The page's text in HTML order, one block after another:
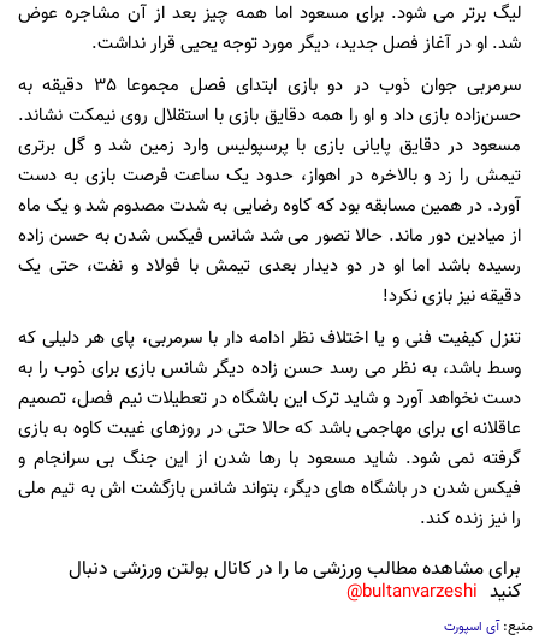
لیگ برتر می شود. برای مسعود اما همه چیز بعد از آن مشاجره عوض
شد. او در آغاز فصل جدید، دیگر مورد توجه یحیی قرار نداشت.
سرمربی جوان ذوب در دو بازی ابتدای فصل مجموعا 35 دقیقه به
حسن‌زاده بازی داد و او را همه دقایق بازی با استقلال روی نیمکت نشاند.
مسعود در دقایق پایانی بازی با پرسپولیس وارد زمین شد و گل برتری
تیمش را زد و بالاخره در اهواز، حدود یک ساعت فرصت بازی به دست
آورد. در همین مسابقه بود که کاوه رضایی به شدت مصدوم شد و یک ماه
از میادین دور ماند. حالا تصور می شد شانس فیکس شدن به حسن زاده
رسیده باشد اما او در دو دیدار بعدی تیمش با فولاد و نفت، حتی یک
دقیقه نیز بازی نکرد!
تنزل کیفیت فنی و یا اختلاف نظر ادامه دار با سرمربی، پای هر دلیلی که
وسط باشد، به نظر می رسد حسن زاده دیگر شانس بازی برای ذوب را به
دست نخواهد آورد و شاید ترک این باشگاه در تعطیلات نیم فصل، تصمیم
عاقلانه ای برای مهاجمی باشد که حالا حتی در روزهای غیبت کاوه به بازی
گرفته نمی شود. شاید مسعود با رها شدن از این جنگ بی سرانجام و
فیکس شدن در باشگاه های دیگر، بتواند شانس بازگشت اش به تیم ملی
را نیز زنده کند.
برای مشاهده مطالب ورزشی ما را در کانال بولتن ورزشی دنبال
کنید bultanvarzeshi@
منبع:آی اسپورت